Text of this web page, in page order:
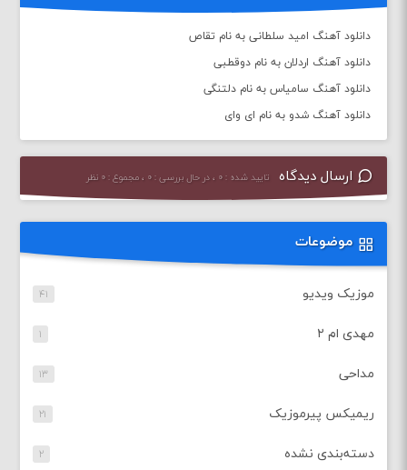
دانلود آهنگ امید سلطانی به نام تقاص
دانلود آهنگ اردلان به نام دوقطبی
دانلود آهنگ سامیاس به نام دلتنگی
دانلود آهنگ شدو به نام ای وای
ارسال دیدگاه تایید شده : ۰ ، در حال بررسی : ۰ ، مجموع : ۰ نظر
موضوعات
موزیک ویدیو ۴۱
مهدی ام ۲ ۱
مداحی ۱۳
ریمیکس پیرموزیک ۲۱
دسته‌بندی نشده ۲